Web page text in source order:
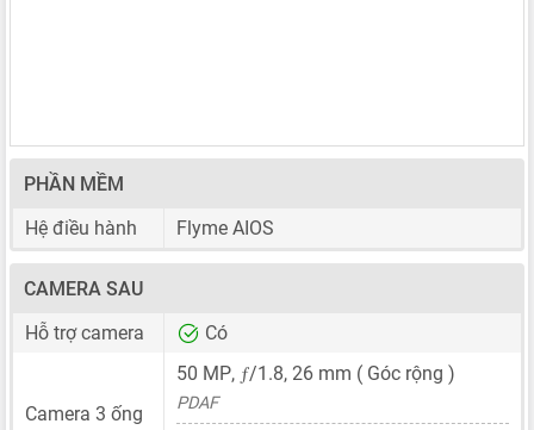
PHẦN MỀM
Hệ điều hành
Flyme AIOS
CAMERA SAU
Hỗ trợ camera
Có
Camera 3 ống
50 MP, ƒ/1.8, 26 mm ( Góc rộng )
PDAF